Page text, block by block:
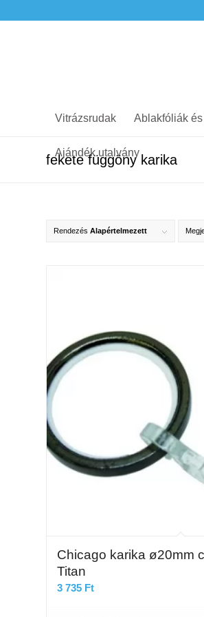
Vitrázsrudak Ablakfóliák
Ajándék utalvány
fekete függöny karika
Rendezés Alapértelmezett
Chicago karika ø20mm
Titan
3 735 Ft